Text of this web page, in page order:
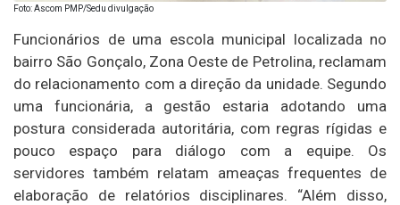
Foto: Ascom PMP/Sedu divulgação
Funcionários de uma escola municipal localizada no
bairro São Gonçalo, Zona Oeste de Petrolina, reclamam
do relacionamento com a direção da unidade. Segundo
uma funcionária, a gestão estaria adotando uma
postura considerada autoritária, com regras rígidas e
pouco espaço para diálogo com a equipe. Os
servidores também relatam ameaças frequentes de
elaboração de relatórios disciplinares. “Além disso,